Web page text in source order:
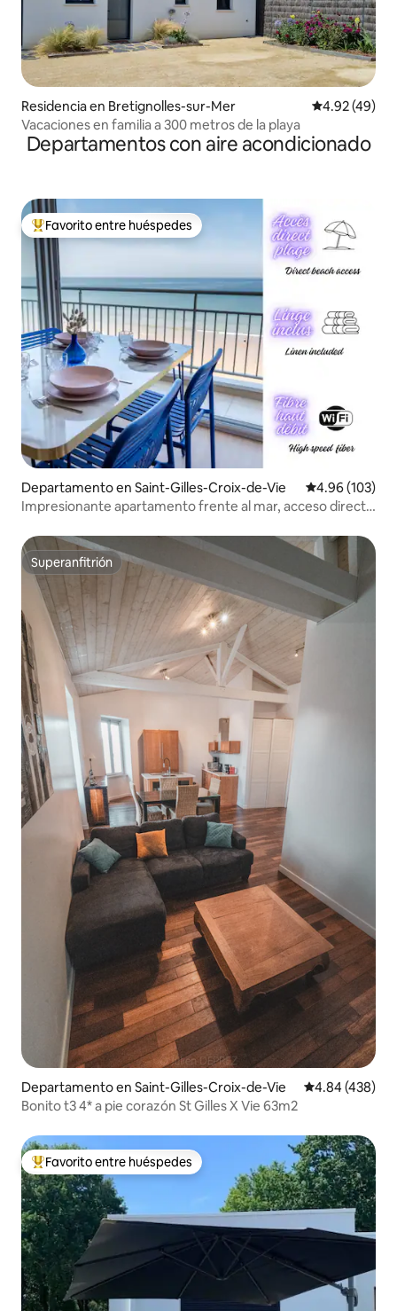
Residencia en Bretignolles-sur-Mer Calificación
4.92 (49)
Vacaciones en familia a 300 metros de la playa
Departamentos con aire acondicionado
De los mejores en Favorito entre huéspedes
Favorito entre huéspedes
Departamento en Saint-Gilles-Croix-de-Vie Calificación
4.96 (103)
Impresionante apartamento frente al mar, acceso directo
Superanfitrión
Superanfitrión
Departamento en Saint-Gilles-Croix-de-Vie Calificación
4.84 (438)
Bonito t3 4* a pie corazón St Gilles X Vie 63m2
De los mejores en Favorito entre huéspedes
Favorito entre huéspedes